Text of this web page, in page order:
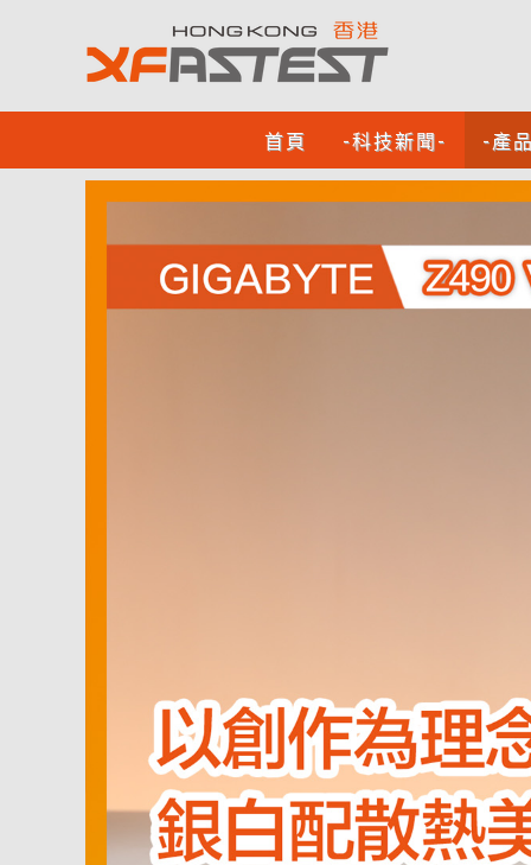
首頁 -科技新聞- -產